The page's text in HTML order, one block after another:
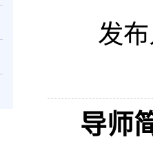
发
导师